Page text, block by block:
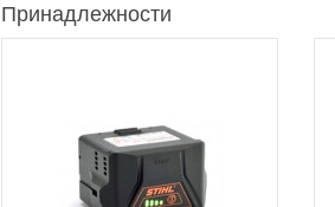
Принадлежности